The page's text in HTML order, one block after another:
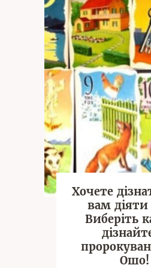
Хочете
вам діяти
Виберіть
Ошо!